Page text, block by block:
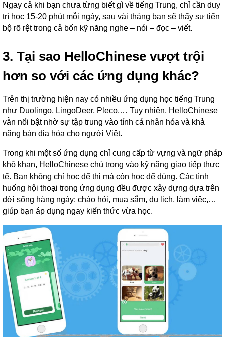
Ngay cả khi bạn chưa từng biết gì về tiếng Trung, chỉ cần duy
trì học 15-20 phút mỗi ngày, sau vài tháng bạn sẽ thấy sự tiến
bộ rõ rệt trong cả bốn kỹ năng nghe – nói – đọc – viết.
3. Tại sao HelloChinese vượt trội
hơn so với các ứng dụng khác?
Trên thị trường hiện nay có nhiều ứng dụng học tiếng Trung
như Duolingo, LingoDeer, Pleco,… Tuy nhiên, HelloChinese
vẫn nổi bật nhờ sự tập trung vào tính cá nhân hóa và khả
năng bản địa hóa cho người Việt.
Trong khi một số ứng dụng chỉ cung cấp từ vựng và ngữ pháp
khô khan, HelloChinese chú trọng vào kỹ năng giao tiếp thực
tế. Bạn không chỉ học để thi mà còn học để dùng. Các tình
huống hội thoại trong ứng dụng đều được xây dựng dựa trên
đời sống hàng ngày: chào hỏi, mua sắm, du lịch, làm việc,…
giúp bạn áp dụng ngay kiến thức vừa học.